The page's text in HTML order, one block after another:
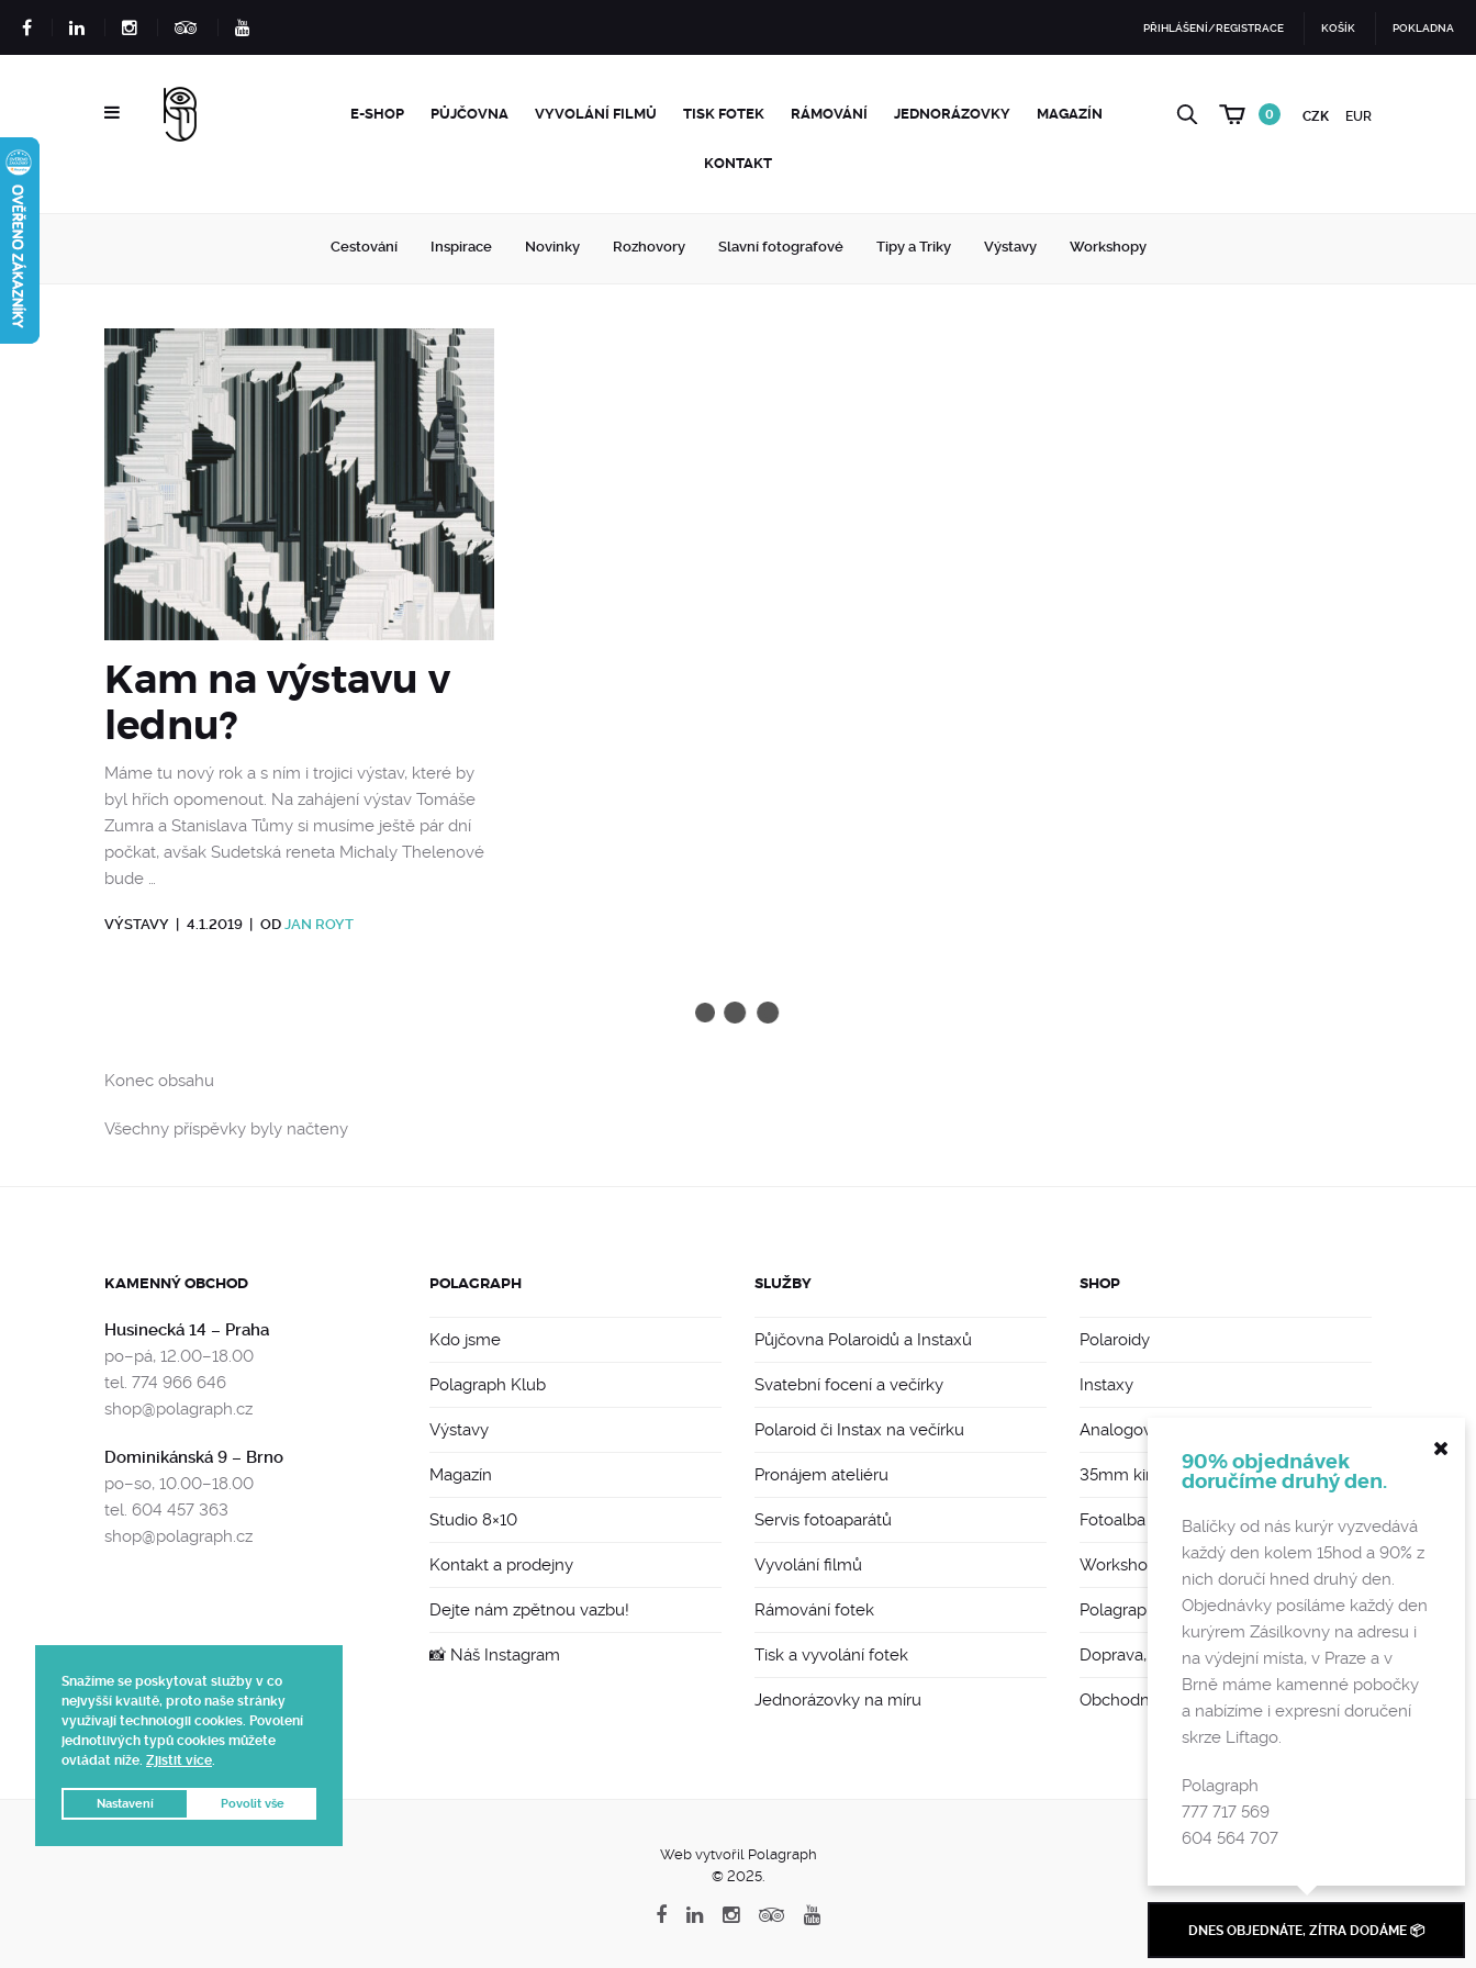
Snažíme se poskytovat služby v co
nejvyšší kvalitě, proto naše stránky
využívají technologii cookies. Povolení
jednotlivých typů cookies můžete
ovládat níže. Zjistit více.
Povolit vše
Nastavení
PŘIHLÁŠENÍ/REGISTRACE KOŠÍK POKLADNA
E-SHOP PŮJČOVNA VYVOLÁNÍ FILMŮ TISK FOTEK RÁMOVÁNÍ JEDNORÁZOVKY MAGAZÍN
KONTAKT
0 CZK EUR
Cestování Inspirace Novinky Rozhovory Slavní fotografové Tipy a Triky Výstavy Workshopy
Kam na výstavu v
lednu?
Máme tu nový rok a s ním i trojici výstav, které by
byl hřích opomenout. Na zahájení výstav Tomáše
Zumra a Stanislava Tůmy si musíme ještě pár dní
počkat, avšak Sudetská reneta Michaly Thelenové
bude …
VÝSTAVY 4.1.2019 OD JAN ROYT
Konec obsahu
Všechny příspěvky byly načteny
KAMENNÝ OBCHOD
Husinecká 14 – Praha
po–pá, 12.00–18.00
tel. 774 966 646
shop@polagraph.cz
Dominikánská 9 – Brno
po–so, 10.00–18.00
tel. 604 457 363
shop@polagraph.cz
POLAGRAPH
Kdo jsme
Polagraph Klub
Výstavy
Magazín
Studio 8×10
Kontakt a prodejny
Dejte nám zpětnou vazbu!
📸 Náš Instagram
SLUŽBY
Půjčovna Polaroidů a Instaxů
Svatební focení a večírky
Polaroid či Instax na večírku
Pronájem ateliéru
Servis fotoaparátů
Vyvolání filmů
Rámování fotek
Tisk a vyvolání fotek
Jednorázovky na míru
SHOP
Polaroidy
Instaxy
Analogové foťáky
35mm kinofilmy
Fotoalba a rámy
Workshopy
Polagraph Mates
Doprava, poštovné a vratky
Obchodní podmínky a GDPR
Web vytvořil Polagraph
© 2025.
DNES OBJEDNÁTE, ZÍTRA DODÁME 📦
90% objednávek
doručíme druhý den.
Balíčky od nás kurýr vyzvedává
každý den kolem 15hod a 90% z
nich doručí hned druhý den.
Objednávky posíláme každý den
kurýrem Zásilkovny na adresu i
na výdejní místa, v Praze a v
Brně máme kamenné pobočky
a nabízíme i expresní doručení
skrze Liftago.
Polagraph
777 717 569
604 564 707